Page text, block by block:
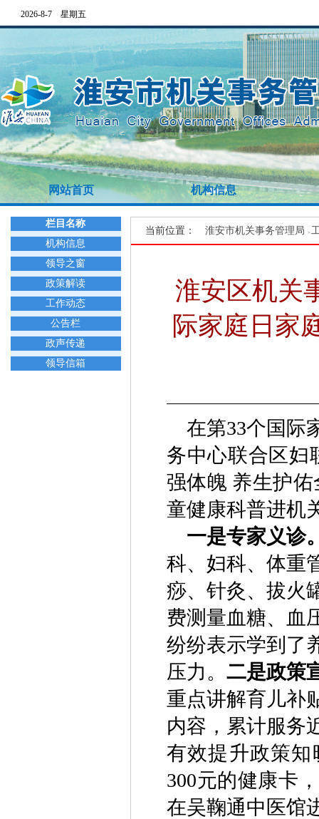
2026-8-7 星期五
网站首页 机构信息
栏目名称
机构信息
领导之窗
政策解读
工作动态
公告栏
政声传递
领导信箱
当前位置： 淮安市机关事务管理局 >
淮安区机关
际家庭日家
在第33个国际
务中心联合区妇
强体魄 养生护
童健康科普进机
一是专家义诊
科、妇科、体重
痧、针灸、拔火
费测量血糖、血
纷纷表示学到了
压力。 二是政策
重点讲解育儿补
内容，累计服务
有效提升政策知
300元的健康卡
在吴鞠通中医馆